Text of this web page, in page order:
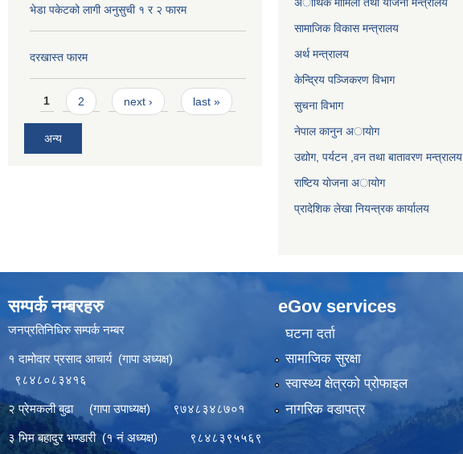
भेडा पकेटको लागी अनुसुची १ र २ फारम
दरखास्त फारम
Pages
1 2 next › last »
अन्य
सामाजिक विकास मन्त्रालय
अर्थ मन्त्रालय
केन्द्रिय पञ्जिकरण विभाग
सुचना विभाग
नेपाल कानुन अायाेग
उद्योग, पर्यटन ,वन तथा बातावरण मन्त्रालय
राष्टिय याेजना अायोग
प्रादेशिक लेखा नियन्त्रक कार्यालय
सम्पर्क नम्बरहरु
जनप्रतिनिधिरु सम्पर्क नम्बर
१ दामोदार प्रसाद आचार्य (गापा अध्यक्ष)
९८४८०८३४१६
२ प्रेमकली बुढा (गापा उपाध्यक्ष) ९७४८३४८७०१
३ भिम बहादुर भण्डारी (१ नं अध्यक्ष) ९८४८३९५५६९
eGov services
घटना दर्ता
सामाजिक सुरक्षा
स्वास्थ्य क्षेत्रको प्रोफाइल
नागरिक वडापत्र